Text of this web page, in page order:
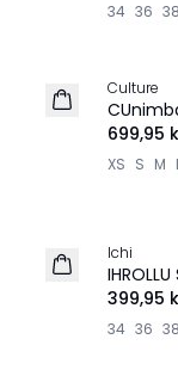
34 36 38
NYHED
Culture
699,95
XS S M
NYHED
Ichi
399,95
34 36 38